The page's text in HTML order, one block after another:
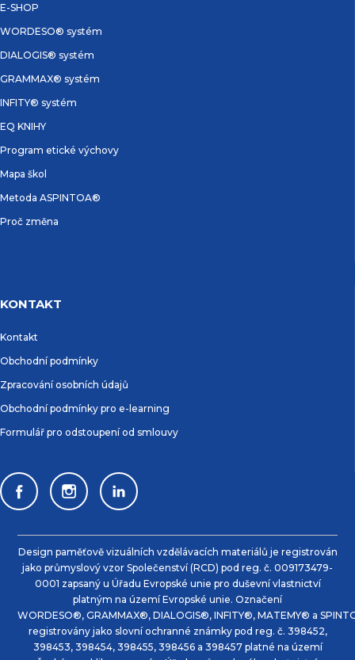
E-SHOP
WORDESO® systém
DIALOGIS® systém
GRAMMAX® systém
INFITY® systém
EQ KNIHY
Program etické výchovy
Mapa škol
Metoda ASPINTOA®
Proč změna
KONTAKT
Kontakt
Obchodní podmínky
Zpracování osobních údajů
Obchodní podmínky pro e-learning
Formulář pro odstoupení od smlouvy
Design paměťově vizuálních vzdělávacích materiálů je registrován
jako průmyslový vzor Společenství (RCD) pod reg. č. 009173479-
0001 zapsaný u Úřadu Evropské unie pro duševní vlastnictví
platným na území Evropské unie. Označení
WORDESO®, GRAMMAX®, DIALOGIS®, INFITY®, MATEMY® a
registrovány jako slovní ochranné známky pod reg. č. 398452,
398453, 398454, 398455, 398456 a 398457 platné na území